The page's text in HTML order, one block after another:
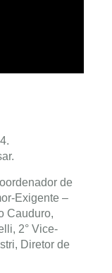
de
Exigente –
Cauduro,
2° Vice-
Diretor de